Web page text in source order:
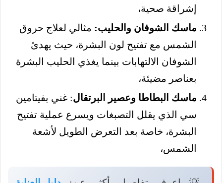
إشراقة صحية،
ماسك الشوفان والحليب: مثالي لعلاج حروق
الشمس مع تفتيح لون البشرة، حيث يهدئ
الشوفان الالتهابات بينما يغذي الحليب البشرة
بعناصر مضيئة،
ماسك البطاطا وعصير البرتقال: غني بفيتامين
سي الذي يقلل التصبغات ويسرع عملية تفتيح
البشرة، خاصة بعد التعرض الطويل لأشعة
الشمس،